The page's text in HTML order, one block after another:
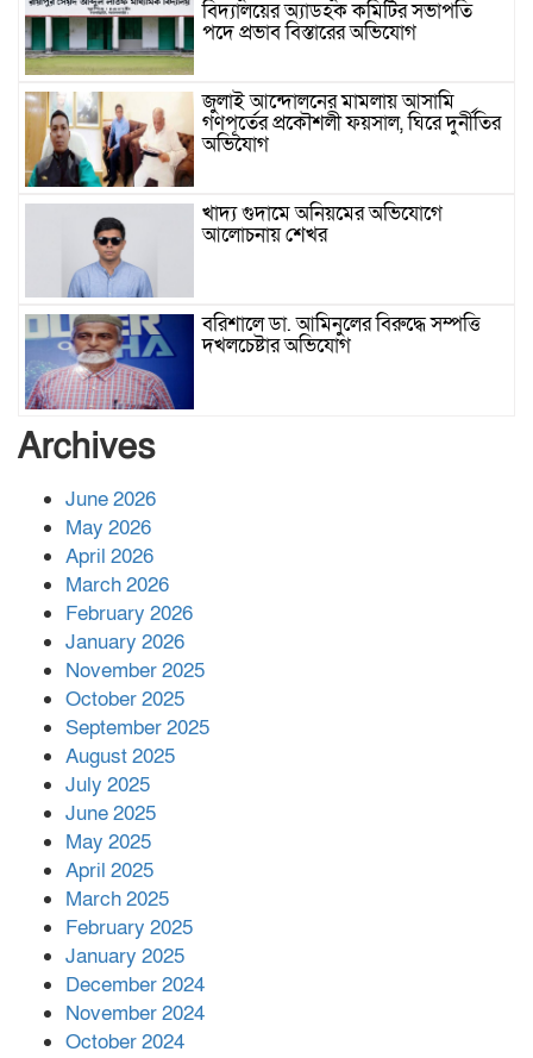
বিদ্যালয়ের অ্যাডহক কমিটির সভাপতি
পদে প্রভাব বিস্তারের অভিযোগ
জুলাই আন্দোলনের মামলায় আসামি
গণপূর্তের প্রকৌশলী ফয়সাল, ঘিরে দুর্নীতির
অভিযোগ
খাদ্য গুদামে অনিয়মের অভিযোগে
আলোচনায় শেখর
বরিশালে ডা. আমিনুলের বিরুদ্ধে সম্পত্তি
দখলচেষ্টার অভিযোগ
নলছিটিতে শ্রমিকদলের অবৈধ কমিটি
প্রকাশের অভিযোগ
আহত ৪০
Archives
June 2026
May 2026
April 2026
March 2026
February 2026
January 2026
November 2025
October 2025
September 2025
August 2025
July 2025
June 2025
May 2025
April 2025
March 2025
February 2025
January 2025
December 2024
November 2024
October 2024